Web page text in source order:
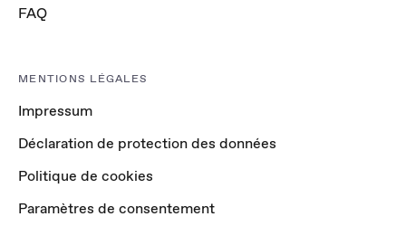
FAQ
MENTIONS LÉGALES
Impressum
Déclaration de protection des données
Politique de cookies
Paramètres de consentement